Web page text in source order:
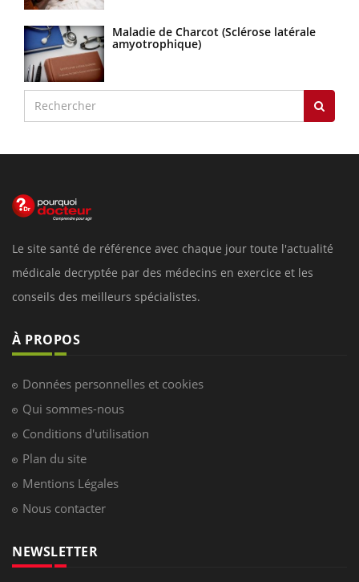
Maladie de Charcot (Sclérose latérale
amyotrophique)
Le site santé de référence avec chaque jour toute l'actualité
médicale decryptée par des médecins en exercice et les
conseils des meilleurs spécialistes.
À PROPOS
Données personnelles et cookies
Qui sommes-nous
Conditions d'utilisation
Plan du site
Mentions Légales
Nous contacter
NEWSLETTER